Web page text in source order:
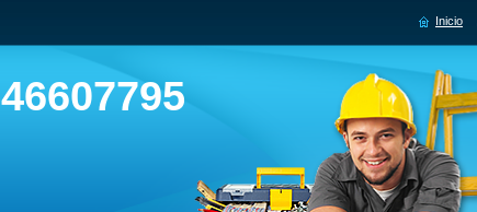
Inicio